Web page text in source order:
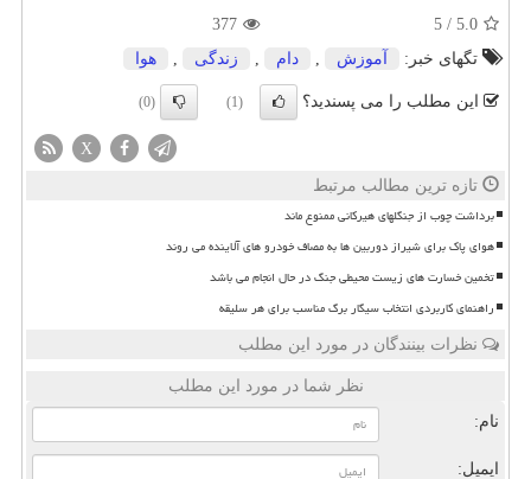
5.0
/
5
377
تگهای خبر:
آموزش دام زندگی هوا
این مطلب را می پسندید؟ (1)
(0)
X
تازه ترین مطالب مرتبط
برداشت چوب از جنگلهای هیرکانی ممنوع ماند
هوای پاک برای شیراز دوربین ها به مصاف خودرو های آلاینده می روند
تخمین خسارت های زیست محیطی جنگ در حال انجام می باشد
راهنمای کاربردی انتخاب سیگار برگ مناسب برای هر سلیقه
نظرات بینندگان در مورد این مطلب
نظر شما در مورد این مطلب
نام:
ایمیل: